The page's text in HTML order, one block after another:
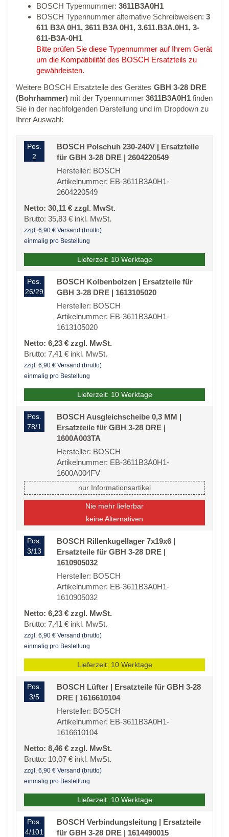
BOSCH Typennummer: 3611B3A0H1
BOSCH Typennummer alternative Schreibweisen: 3
611 B3A 0H1, 3611 B3A 0H1, 3.611.B3A.0H1, 3-
611-B3A-0H1
Bitte prüfen Sie diese Typennummer auf Ihrem Gerät
um die Kompatibilität des BOSCH Ersatzteils zu
gewährleisten.
Weitere BOSCH Ersatzteile des Gerätes GBH 3-28 DRE
(Bohrhammer) mit der Typennummer 3611B3A0H1 finden
Sie in der nachfolgenden Darstellung und im Dropdown zu
Ihrer Auswahl:
Pos.
2
BOSCH Polschuh 230-240V | Ersatzteile
für GBH 3-28 DRE | 2604220549
Hersteller: BOSCH
Artikelnummer: EB-3611B3A0H1-
2604220549
Netto: 30,11 € zzgl. MwSt.
Brutto: 35,83 € inkl. MwSt.
zzgl. 6,90 € Versand (brutto)
einmalig pro Bestellung
Lieferzeit: 10 Werktage
Pos.
26/29
BOSCH Kolbenbolzen | Ersatzteile für
GBH 3-28 DRE | 1613105020
Hersteller: BOSCH
Artikelnummer: EB-3611B3A0H1-
1613105020
Netto: 6,23 € zzgl. MwSt.
Brutto: 7,41 € inkl. MwSt.
zzgl. 6,90 € Versand (brutto)
einmalig pro Bestellung
Lieferzeit: 10 Werktage
Pos.
78/1
BOSCH Ausgleichscheibe 0,3 MM |
Ersatzteile für GBH 3-28 DRE |
1600A003TA
Hersteller: BOSCH
Artikelnummer: EB-3611B3A0H1-
1600A004FV
nur Informationsartikel
Nie mehr lieferbar
keine Alternativen
Pos.
3/13
BOSCH Rillenkugellager 7x19x6 |
Ersatzteile für GBH 3-28 DRE |
1610905032
Hersteller: BOSCH
Artikelnummer: EB-3611B3A0H1-
1610905032
Netto: 6,23 € zzgl. MwSt.
Brutto: 7,41 € inkl. MwSt.
zzgl. 6,90 € Versand (brutto)
einmalig pro Bestellung
Lieferzeit: 10 Werktage
Pos.
3/5
BOSCH Lüfter | Ersatzteile für GBH 3-28
DRE | 1616610104
Hersteller: BOSCH
Artikelnummer: EB-3611B3A0H1-
1616610104
Netto: 8,46 € zzgl. MwSt.
Brutto: 10,07 € inkl. MwSt.
zzgl. 6,90 € Versand (brutto)
einmalig pro Bestellung
Lieferzeit: 10 Werktage
Pos.
4/101
BOSCH Verbindungsleitung | Ersatzteile
für GBH 3-28 DRE | 1614490015